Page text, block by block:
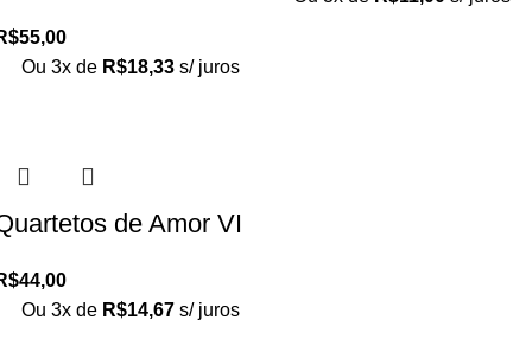
55,00
Ou 3x de R$18,33 s/ juros
de Amor VI
44,00
Ou 3x de R$14,67 s/ juros